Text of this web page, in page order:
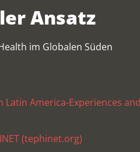
Ansatz
im Globalen Süden
America-Experiences
(tephinet.org)